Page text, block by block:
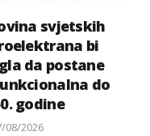
svjetskih
bi
da postane
do
godine
08/2026